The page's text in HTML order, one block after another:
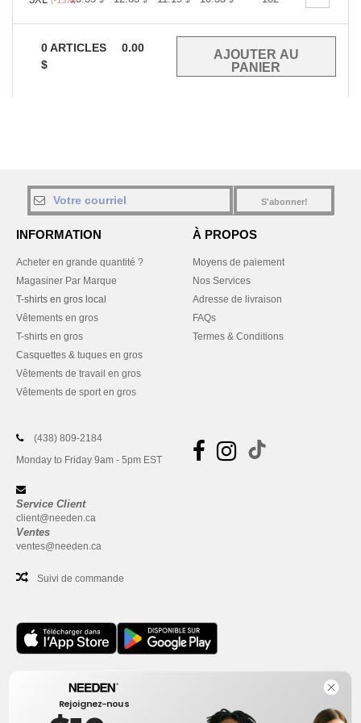
0ARTICLES
0.00
$
S'abonner!
INFORMATION
Acheter en grande quantité ?
Magasiner Par Marque
T-shirts en gros local
Vêtements en gros
T-shirts en gros
Casquettes & tuques en gros
Vêtements de travail en gros
Vêtements de sport en gros
À PROPOS
Moyens de paiement
Nos Services
Adresse de livraison
FAQs
Termes & Conditions
(438) 809-2184
Monday to Friday 9am - 5pm EST
Service Client
client@needen.ca
Ventes
ventes@needen.ca
Suivi de commande
Bureau
One Dundas Street West Suite 2500
Rejoignez-nous